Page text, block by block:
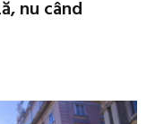
nu când